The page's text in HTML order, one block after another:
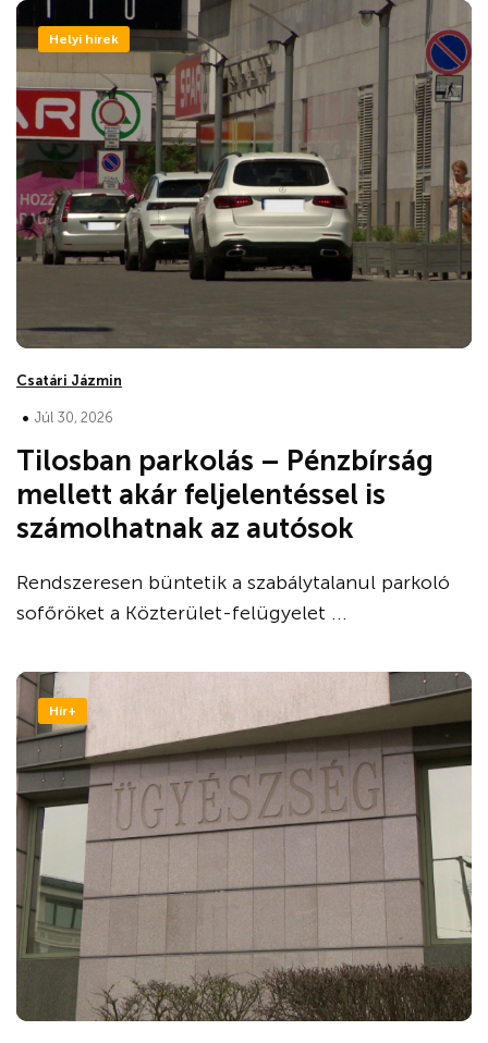
Helyi hírek
Csatári Jázmin
• Júl 30, 2026
Tilosban parkolás – Pénzbírság
mellett akár feljelentéssel is
számolhatnak az autósok
Rendszeresen büntetik a szabálytalanul parkoló
sofőröket a Közterület-felügyelet ...
Hír+